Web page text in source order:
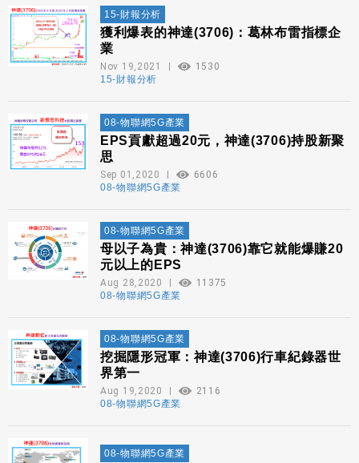
15-財報分析
獲利爆表的神達(3706)：葛林布雷指標企
業
Nov 19,2021
1530
15-財報分析
08-物聯網5G產業
EPS貢獻超過20元，神達(3706)持股新聚
思
Sep 01,2020
6606
08-物聯網5G產業
08-物聯網5G產業
母以子為貴：神達(3706)靠它就能爆賺20
元以上的EPS
Aug 28,2020
11375
08-物聯網5G產業
08-物聯網5G產業
挖掘隱形冠軍：神達(3706)行車紀錄器世
界第一
Aug 19,2020
2116
08-物聯網5G產業
08-物聯網5G產業